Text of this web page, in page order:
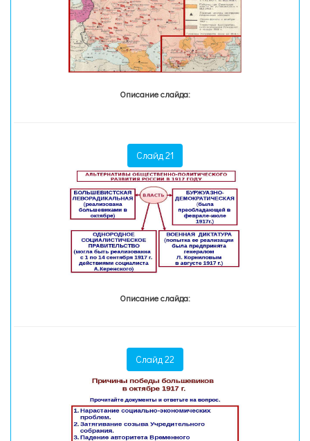
Описание слайда:
Слайд 21
Описание слайда:
Слайд 22